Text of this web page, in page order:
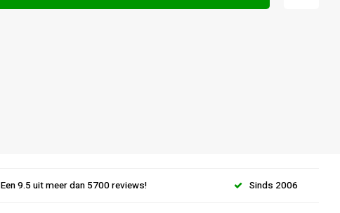
Een 9.5 uit meer dan 5700 reviews! Sinds 2006